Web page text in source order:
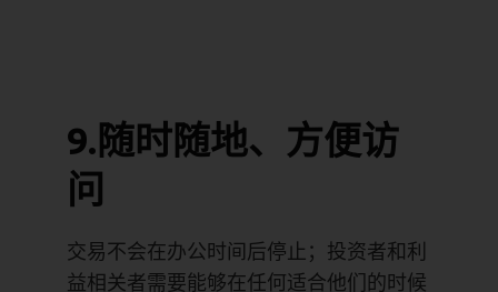
9.随时随地、方便访
问
交易不会在办公时间后停止；投资者和利
益相关者需要能够在任何适合他们的时候